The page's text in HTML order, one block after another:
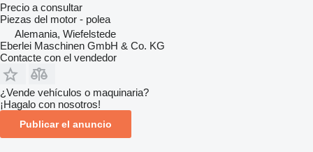
Precio a consultar
Piezas del motor - polea
Alemania, Wiefelstede
Eberlei Maschinen GmbH & Co. KG
Contacte con el vendedor
¿Vende vehículos o maquinaria?
¡Hagalo con nosotros!
Publicar el anuncio